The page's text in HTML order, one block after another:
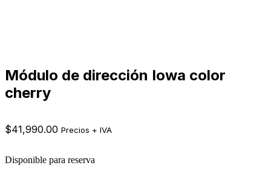
Módulo de dirección Iowa color
cherry
$41,990.00 Precios + IVA
Disponible para reserva